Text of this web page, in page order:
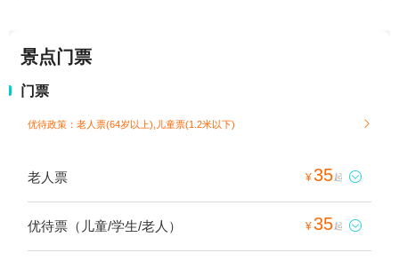
景点门票
门票
优待政策：老人票(64岁以上),儿童票(1.2米以下) 
老人票 ¥35起 
优待票（儿童/学生/老人） ¥35起 